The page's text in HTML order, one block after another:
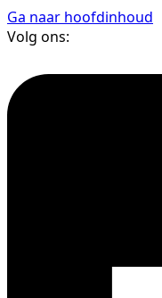
Ga naar hoofdinhoud
Volg ons: